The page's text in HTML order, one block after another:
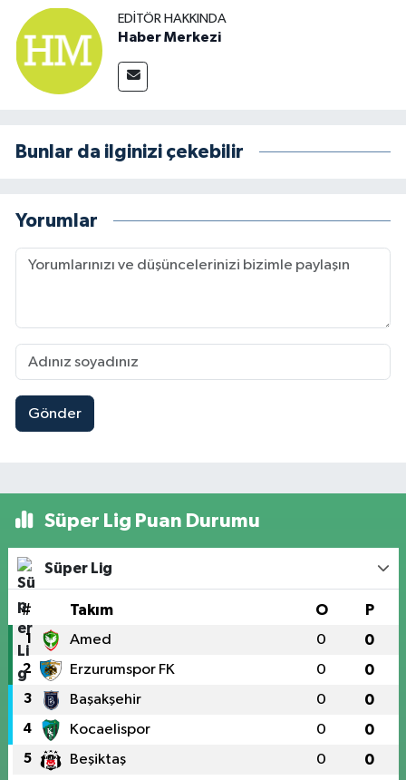
EDITÖR HAKKINDA
Haber Merkezi
Bunlar da ilginizi çekebilir
Yorumlar
Gönder
Süper Lig Puan Durumu
Süper Lig
# Takım O P
1 Amed 0 0
2 Erzurumspor FK 0 0
3 Başakşehir 0 0
4 Kocaelispor 0 0
5 Beşiktaş 0 0